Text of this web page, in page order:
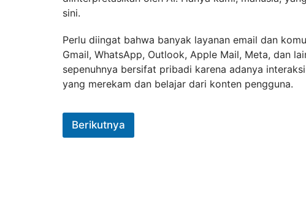
sini.
Perlu diingat bahwa banyak layanan email dan
Gmail, WhatsApp, Outlook, Apple Mail, Meta, dan
sepenuhnya bersifat pribadi karena adanya
yang merekam dan belajar dari konten pengguna.
Berikutnya